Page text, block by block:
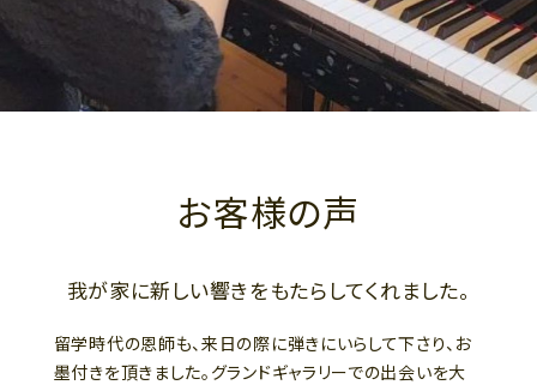
お客様の声
我が家に新しい響きをもたらしてくれました。
留学時代の恩師も、来日の際に弾きにいらして下さり、お
墨付きを頂きました。グランドギャラリーでの出会いを大